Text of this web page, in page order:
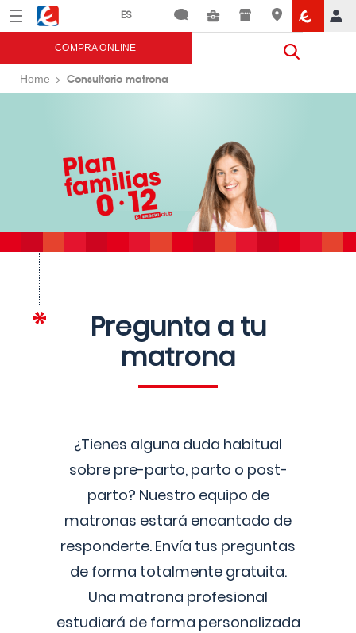
Menú Eroski
COMPRA ONLINE
Home Consultorio matrona
Pregunta a tu
matrona
¿Tienes alguna duda habitual
sobre pre-parto, parto o post-
parto? Nuestro equipo de
matronas estará encantado de
responderte. Envía tus preguntas
de forma totalmente gratuita.
Una matrona profesional
estudiará de forma personalizada